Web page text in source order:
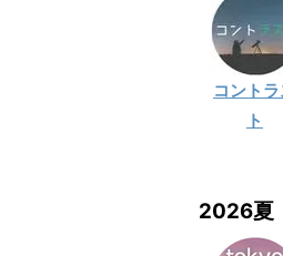
コントラ
ト
2026夏